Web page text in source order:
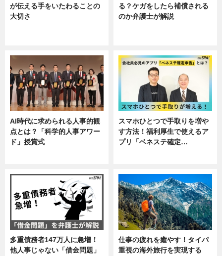
が伝える手をいたわることの
大切さ
る？ケガをしたら補償される
のか弁護士が解説
AI時代に求められる人事的観
点とは？「科学的人事アワー
ド」授賞式
スマホひとつで手取りを増や
す方法！福利厚生で使えるア
プリ「ベネステ確定…
多重債務者147万人に急増！
他人事じゃない「借金問題」
仕事の疲れを癒やす！タイパ
重視の海外旅行を実現する